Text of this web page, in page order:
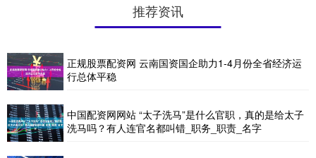
推荐资讯
正规股票配资网 云南国资国企助力1-4月份全省经济运
行总体平稳
中国配资网网站 “太子洗马”是什么官职，真的是给太子
洗马吗？有人连官名都叫错_职务_职责_名字